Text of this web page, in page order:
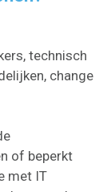
technisch
change
of beperkt
met IT